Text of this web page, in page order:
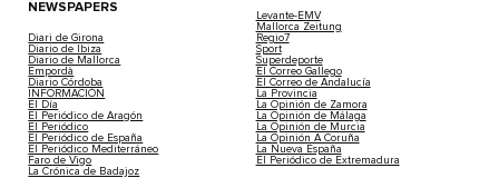
NEWSPAPERS
Diari de Girona
Diario de Ibiza
Diario de Mallorca
Empordà
Diario Córdoba
INFORMACIÓN
El Día
El Periódico de Aragón
El Periódico
El Periódico de España
El Periódico Mediterráneo
Faro de Vigo
La Crónica de Badajoz
Levante-EMV
Mallorca Zeitung
Regio7
Sport
Superdeporte
El Correo Gallego
El Correo de Andalucía
La Provincia
La Opinión de Zamora
La Opinión de Málaga
La Opinión de Murcia
La Opinión A Coruña
La Nueva España
El Periódico de Extremadura